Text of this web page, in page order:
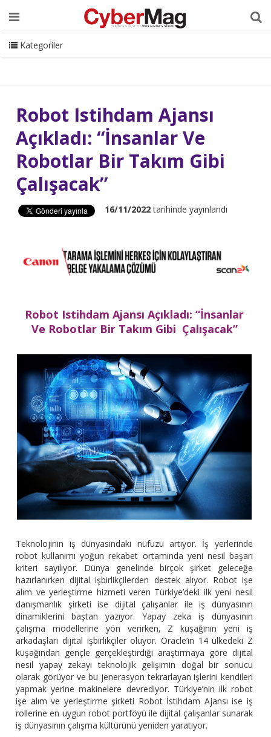
Ana Sayfa Hakkımızda Dergi Editörden
Danışmanlık
ISC Turkey Sizden Gelenler
İletişim
CyberMag Logo
Kategoriler
Robot Istihdam Ajansı
Açıkladı: “İnsanlar Ve
Robotlar Bir Takım Gibi
Çalışacak”
16/11/2022tarihinde yayınlandı
Robot Istihdam Ajansı Açıkladı: “İnsanlar
Ve Robotlar Bir Takım Gibi Çalışacak”
Teknolojinin iş dünyasındaki nüfuzu artıyor. İş yerlerinde
robot kullanımı yoğun rekabet ortamında yeni nesil başarı
kriteri sayılıyor. Dünya genelinde birçok şirket geleceğe
hazırlanırken dijital işbirlikçilerden destek alıyor. Robot işe
alım ve yerleştirme hizmeti veren Türkiye’deki ilk yeni nesil
danışmanlık şirketi ise dijital çalışanlar ile iş dünyasının
dinamiklerini baştan yazıyor. Yapay zeka iş dünyasının
çalışma modellerine yön verirken, Z kuşağının yeni iş
arkadaşları dijital işbirlikçiler oluyor. Oracle’ın 14 ülkedeki Z
kuşağından gençle gerçekleştirdiği araştırmaya göre dijital
nesil yapay zekayı teknolojik gelişimin doğal bir sonucu
olarak görüyor ve bu jenerasyon tekrarlayan işlerini kendileri
yapmak yerine makinelere devrediyor. Türkiye’nin ilk robot
işe alım ve yerleştirme şirketi Robot İstihdam Ajansı ise iş
rollerine en uygun robot portföyü ile dijital çalışanlar sunarak
iş dünyasının çalışma kültürünü yeniden yaratıyor.